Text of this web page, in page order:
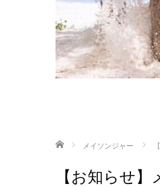
ホーム メイソンジャー
【お知らせ